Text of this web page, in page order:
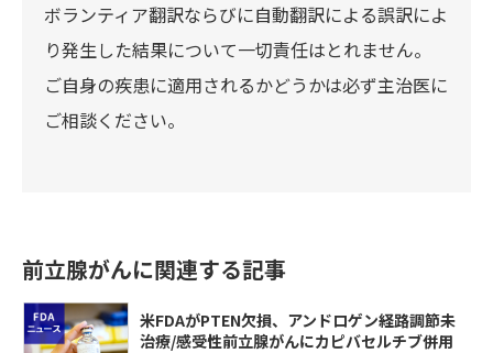
ボランティア翻訳ならびに自動翻訳による誤訳によ
り発生した結果について一切責任はとれません。
ご自身の疾患に適用されるかどうかは必ず主治医に
ご相談ください。
前立腺がんに関連する記事
米FDAがPTEN欠損、アンドロゲン経路調節未
治療/感受性前立腺がんにカピバセルチブ併用